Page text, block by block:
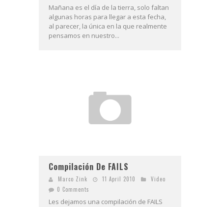
Mañana es el día de la tierra, solo faltan
algunas horas para llegar a esta fecha,
al parecer, la única en la que realmente
pensamos en nuestro...
Compilación De FAILS
Marco Zink 11 April 2010
Video
0 Comments
Les dejamos una compilación de FAILS